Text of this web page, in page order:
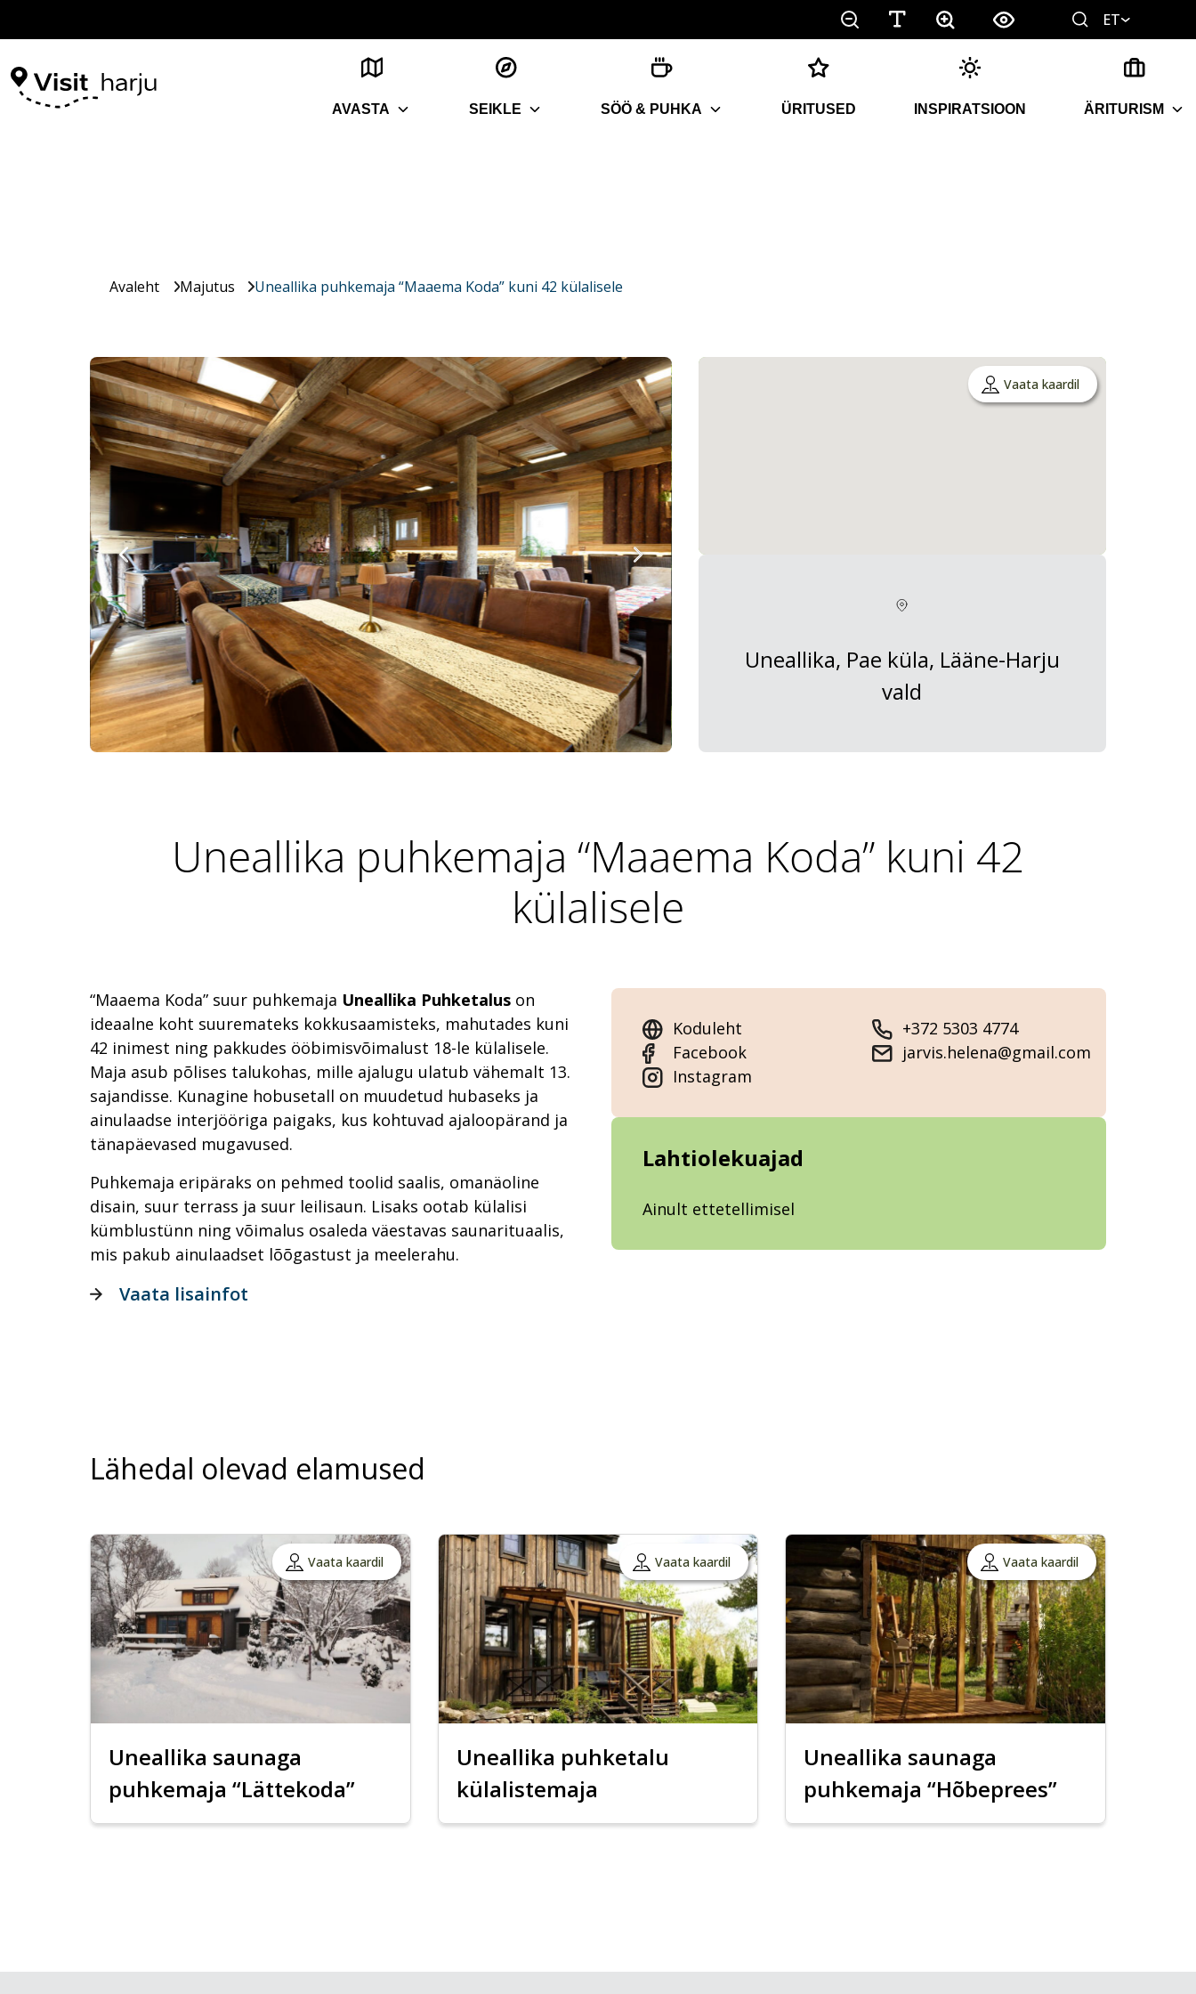
ET
AVASTA SEIKLE SÖÖ & PUHKA ÜRITUSED INSPIRATSIOON ÄRITURISM
Avaleht Majutus Uneallika puhkemaja “Maaema Koda” kuni 42 külalisele
Vaata kaardil
Uneallika, Pae küla, Lääne-Harju
vald
Uneallika puhkemaja “Maaema Koda” kuni 42
külalisele
“Maaema Koda” suur puhkemaja Uneallika Puhketalus on
ideaalne koht suuremateks kokkusaamisteks, mahutades kuni
42 inimest ning pakkudes ööbimisvõimalust 18-le külalisele.
Maja asub põlises talukohas, mille ajalugu ulatub vähemalt 13.
sajandisse. Kunagine hobusetall on muudetud hubaseks ja
ainulaadse interjööriga paigaks, kus kohtuvad ajaloopärand ja
tänapäevased mugavused.
Puhkemaja eripäraks on pehmed toolid saalis, omanäoline
disain, suur terrass ja suur leilisaun. Lisaks ootab külalisi
kümblustünn ning võimalus osaleda väestavas saunarituaalis,
mis pakub ainulaadset lõõgastust ja meelerahu.
Koduleht
Facebook
Instagram
+372 5303 4774
jarvis.helena@gmail.com
Lahtiolekuajad
Ainult ettetellimisel
Vaata lisainfot
Lähedal olevad elamused
Vaata kaardil
Uneallika saunaga
puhkemaja “Lättekoda”
Vaata kaardil
Uneallika puhketalu
külalistemaja
Vaata kaardil
Uneallika saunaga
puhkemaja “Hõbeprees”